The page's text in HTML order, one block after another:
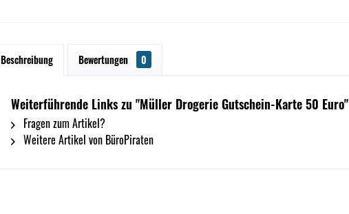
Beschreibung Bewertungen 0
Weiterführende Links zu "Müller Drogerie Gutschein-Karte 50 Euro"
Fragen zum Artikel?
Weitere Artikel von BüroPiraten